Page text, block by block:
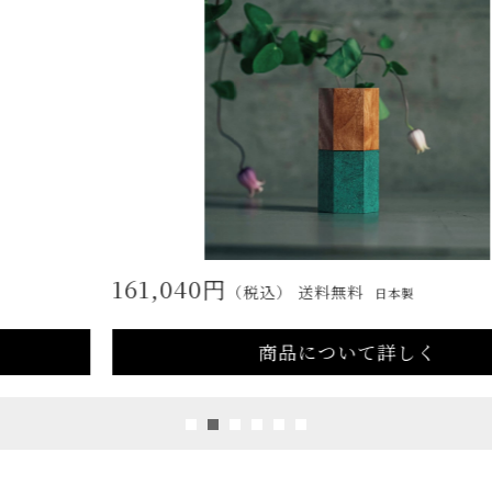
161,040円（税込） 送料無料 日本製
商品について詳しく